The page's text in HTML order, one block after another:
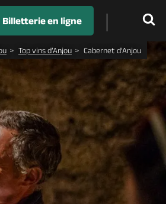
Billetterie en ligne
Top vins d’Anjou Cabernet d’Anjou